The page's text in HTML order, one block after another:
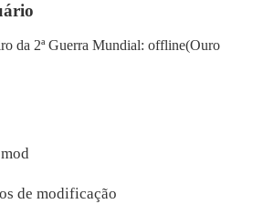
da 2ª Guerra Mundial: offline(Ouro
de modificação